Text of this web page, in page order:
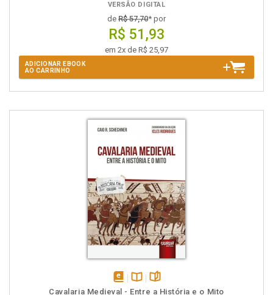
VERSÃO DIGITAL
de R$ 57,70* por
R$ 51,93
em 2x de R$ 25,97
ADICIONAR EBOOK
AO CARRINHO
disponívelDisponível
páginas
Cavalaria Medieval - Entre a História e o Mito